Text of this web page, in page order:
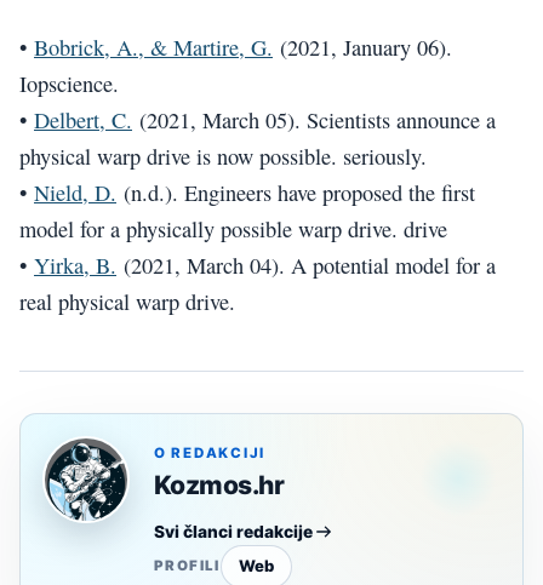
• Bobrick, A., & Martire, G. (2021, January 06).
Iopscience.
• Delbert, C. (2021, March 05). Scientists announce a
physical warp drive is now possible. seriously.
• Nield, D. (n.d.). Engineers have proposed the first
model for a physically possible warp drive. drive
• Yirka, B. (2021, March 04). A potential model for a
real physical warp drive.
O REDAKCIJI
Kozmos.hr
Svi članci redakcije
PROFILI Web